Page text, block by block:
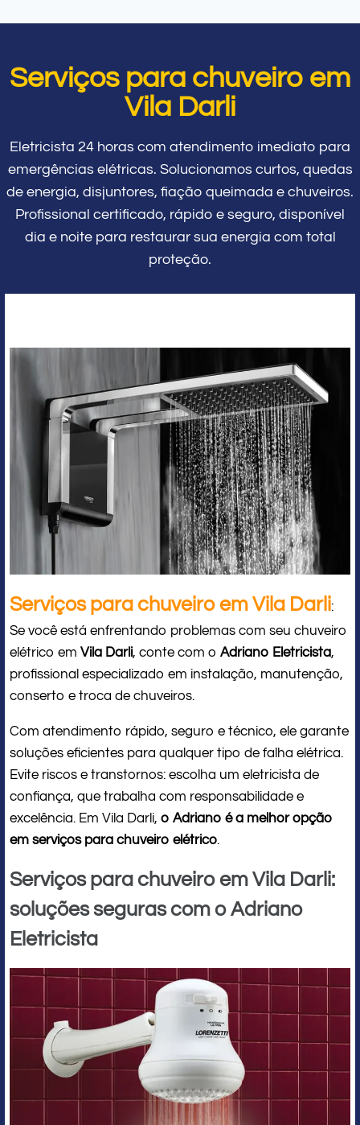
Serviços para chuveiro em
Vila Darli
Eletricista 24 horas com atendimento imediato para
emergências elétricas. Solucionamos curtos, quedas
de energia, disjuntores, fiação queimada e chuveiros.
Profissional certificado, rápido e seguro, disponível
dia e noite para restaurar sua energia com total
proteção.
Serviços para chuveiro em Vila Darli:
Se você está enfrentando problemas com seu chuveiro
elétrico em Vila Darli, conte com o Adriano Eletricista,
profissional especializado em instalação, manutenção,
conserto e troca de chuveiros.
Com atendimento rápido, seguro e técnico, ele garante
soluções eficientes para qualquer tipo de falha elétrica.
Evite riscos e transtornos: escolha um eletricista de
confiança, que trabalha com responsabilidade e
excelência. Em Vila Darli, o Adriano é a melhor opção
em serviços para chuveiro elétrico.
Serviços para chuveiro em Vila Darli:
soluções seguras com o Adriano
Eletricista